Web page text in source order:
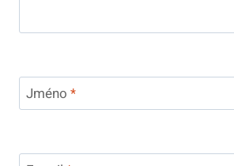
Jméno *